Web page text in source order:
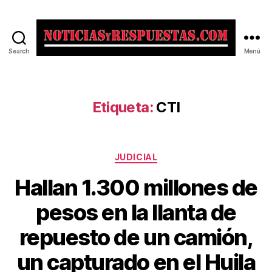
Search Menú
Etiqueta: CTI
Categorías
JUDICIAL
Hallan 1.300 millones de
pesos en la llanta de
repuesto de un camión,
un capturado en el Huila